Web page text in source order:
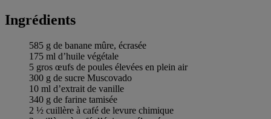
Ingrédients
585 g de banane mûre, écrasée
175 ml d’huile végétale
5 gros œufs de poules élevées en plein air
300 g de sucre Muscovado
10 ml d’extrait de vanille
340 g de farine tamisée
2 ½ cuillère à café de levure chimique